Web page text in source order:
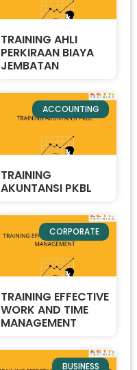
TRAINING AHLI
PERKIRAAN BIAYA
JEMBATAN
ACCOUNTING
TRAINING
AKUNTANSI PKBL
CORPORATE
TRAINING EFFECTIVE
WORK AND TIME
MANAGEMENT
BUSINESS